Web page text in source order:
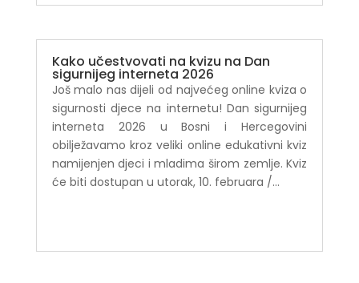
Kako učestvovati na kvizu na Dan
sigurnijeg interneta 2026
Još malo nas dijeli od najvećeg online kviza o
sigurnosti djece na internetu! Dan sigurnijeg
interneta 2026 u Bosni i Hercegovini
obilježavamo kroz veliki online edukativni kviz
namijenjen djeci i mladima širom zemlje. Kviz
će biti dostupan u utorak, 10. februara /...